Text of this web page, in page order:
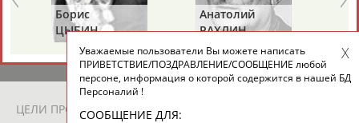
ТАБЛО АКТИВНОСТИ
ЦЕЛИ ПРОЕКТА КОНТАКТЫ
Борис
ЦЫБИН
Анатолий
РАХЛИН
Уважаемые пользователи Вы можете написать
ПРИВЕТСТВИЕ/ПОЗДРАВЛЕНИЕ/СООБЩЕНИЕ любой
персоне, информация о которой содержится в нашей БД
Персоналий !
СООБЩЕНИЕ ДЛЯ: